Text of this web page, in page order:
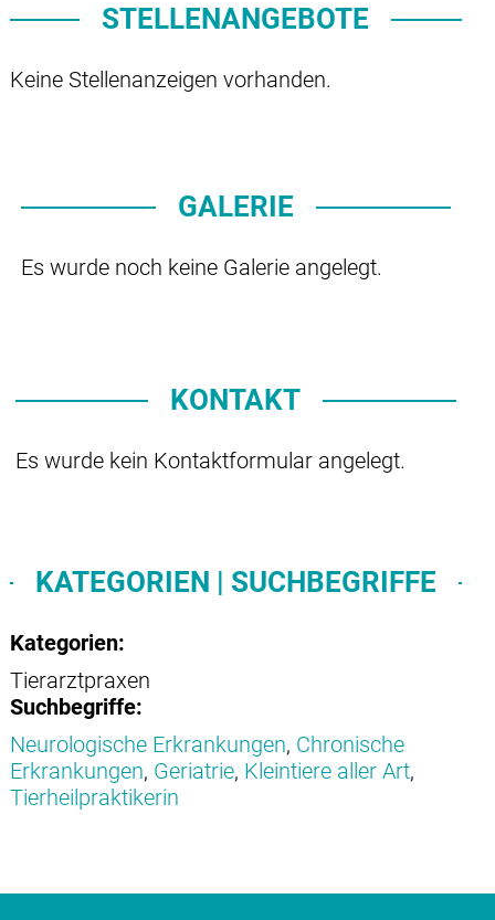
STELLENANGEBOTE
Keine Stellenanzeigen vorhanden.
GALERIE
Es wurde noch keine Galerie angelegt.
KONTAKT
Es wurde kein Kontaktformular angelegt.
KATEGORIEN | SUCHBEGRIFFE
Kategorien:
Tierarztpraxen
Suchbegriffe:
Neurologische Erkrankungen, Chronische
Erkrankungen, Geriatrie, Kleintiere aller Art,
Tierheilpraktikerin